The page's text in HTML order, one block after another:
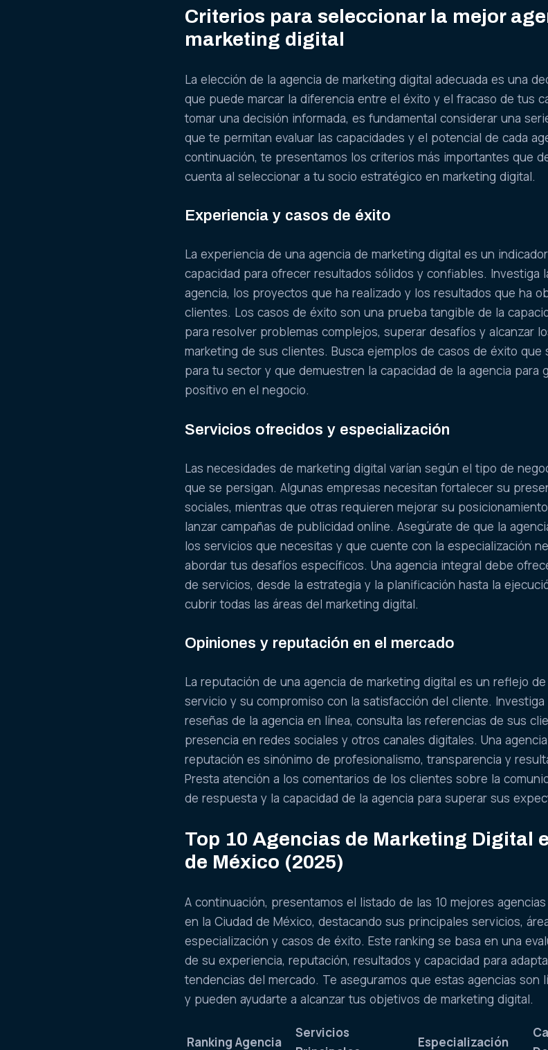
Criterios para seleccionar la mejor
marketing digital
La elección de la agencia de marketing digital adecuada es una
que puede marcar la diferencia entre el éxito y el fracaso de tus
tomar una decisión informada, es fundamental considerar una
que te permitan evaluar las capacidades y el potencial de cada
continuación, te presentamos los criterios más importantes que
cuenta al seleccionar a tu socio estratégico en marketing digital.
Experiencia y casos de éxito
La experiencia de una agencia de marketing digital es un
capacidad para ofrecer resultados sólidos y confiables. Investiga
agencia, los proyectos que ha realizado y los resultados que ha
clientes. Los casos de éxito son una prueba tangible de la
para resolver problemas complejos, superar desafíos y alcanzar
marketing de sus clientes. Busca ejemplos de casos de éxito que
para tu sector y que demuestren la capacidad de la agencia para
positivo en el negocio.
Servicios ofrecidos y especialización
Las necesidades de marketing digital varían según el tipo de
que se persigan. Algunas empresas necesitan fortalecer su
sociales, mientras que otras requieren mejorar su
lanzar campañas de publicidad online. Asegúrate de que la
los servicios que necesitas y que cuente con la especialización
abordar tus desafíos específicos. Una agencia integral debe
de servicios, desde la estrategia y la planificación hasta la
cubrir todas las áreas del marketing digital.
Opiniones y reputación en el mercado
La reputación de una agencia de marketing digital es un reflejo
servicio y su compromiso con la satisfacción del cliente.
reseñas de la agencia en línea, consulta las referencias de sus
presencia en redes sociales y otros canales digitales. Una
reputación es sinónimo de profesionalismo, transparencia y
Presta atención a los comentarios de los clientes sobre la
de respuesta y la capacidad de la agencia para superar sus
Top 10 Agencias de Marketing Digital
de México (2025)
A continuación, presentamos el listado de las 10 mejores
en la Ciudad de México, destacando sus principales servicios,
especialización y casos de éxito. Este ranking se basa en una
de su experiencia, reputación, resultados y capacidad para
tendencias del mercado. Te aseguramos que estas agencias son
y pueden ayudarte a alcanzar tus objetivos de marketing digital.
Ranking Agencia
Servicios
Especialización